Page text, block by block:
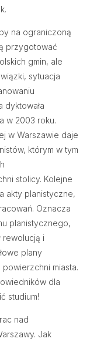
na ograniczoną
przygotować
gmin, ale
sytuacja
dyktowała
w 2003 roku.
w Warszawie daje
którym w tym
stolicy. Kolejne
akty planistyczne,
Oznacza
planistycznego,
rewolucją i
plany
miasta.
dla
studium!
nad
Jak